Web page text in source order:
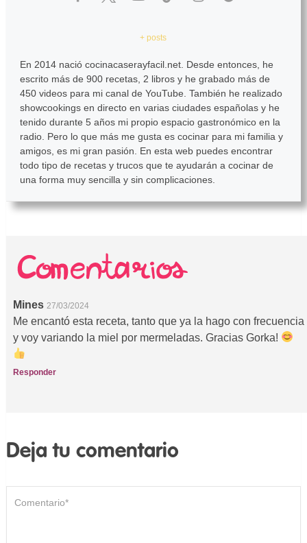
+ posts
En 2014 nació cocinacaserayfacil.net. Desde entonces, he
escrito más de 900 recetas, 2 libros y he grabado más de
450 videos para mi canal de YouTube. También he realizado
showcookings en directo en varias ciudades españolas y he
tenido durante 5 años mi propio espacio gastronómico en la
radio. Pero lo que más me gusta es cocinar para mi familia y
amigos, es mi gran pasión. En esta web puedes encontrar
todo tipo de recetas y trucos que te ayudarán a cocinar de
una forma muy sencilla y sin complicaciones.
Mines 27/03/2024
Me encantó esta receta, tanto que ya la hago con frecuencia
y voy variando la miel por mermeladas. Gracias Gorka!
Responder
Deja tu comentario